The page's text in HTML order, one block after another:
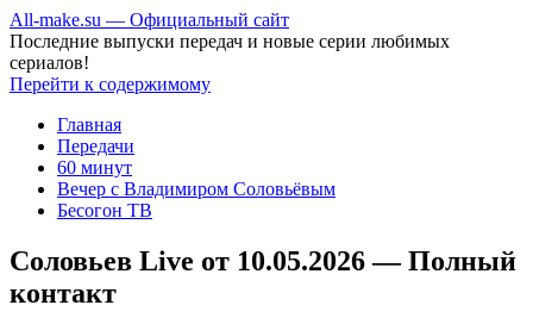
All-make.su — Официальный сайт
Последние выпуски передач и новые серии любимых
сериалов!
Перейти к содержимому
Главная
Передачи
60 минут
Вечер с Владимиром Соловьёвым
Бесогон ТВ
Соловьев Live от 10.05.2026 — Полный
контакт